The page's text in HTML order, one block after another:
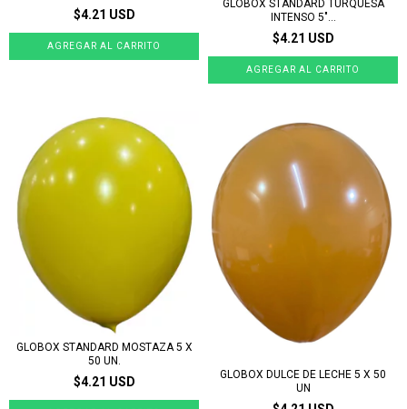
$4.21 USD
GLOBOX STANDARD TURQUESA
INTENSO 5"...
$4.21 USD
GLOBOX STANDARD MOSTAZA 5 X
50 UN.
$4.21 USD
GLOBOX DULCE DE LECHE 5 X 50
UN